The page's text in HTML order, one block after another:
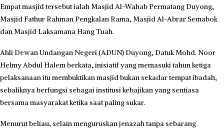
Empat masjid tersebut ialah Masjid Al-Wahab Permatang Duyong,
Masjid Fathur Rahman Pengkalan Rama, Masjid Al-Abrar Semabok
dan Masjid Laksamana Hang Tuah.
Ahli Dewan Undangan Negeri (ADUN) Duyong, Datuk Mohd. Noor
Helmy Abdul Halem berkata, inisiatif yang memasuki tahun ketiga
pelaksanaan itu membuktikan masjid bukan sekadar tempat ibadah,
sebaliknya berfungsi sebagai institusi kebajikan yang sentiasa
bersama masyarakat ketika saat paling sukar.
Menurut beliau, selain menguruskan jenazah tanpa sebarang